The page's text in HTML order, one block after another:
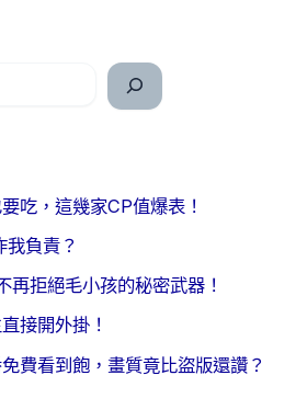
吃，這幾家CP值爆表！
負責？
拒絕毛小孩的秘密武器！
接開外掛！
費看到飽，畫質竟比盜版還讚？